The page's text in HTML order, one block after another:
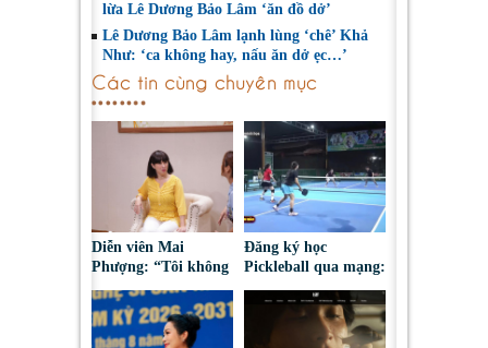
lừa Lê Dương Bảo Lâm ‘ăn đồ dở’
Lê Dương Bảo Lâm lạnh lùng ‘chê’ Khả
Như: ‘ca không hay, nấu ăn dở ẹc…’
Các tin cùng chuyên mục
Diễn viên Mai
Phượng: “Tôi không
bao giờ hối hận về
những gì mình đã
chọn”
Đăng ký học
Pickleball qua mạng:
Nguy cơ bị chiếm
đoạt tài sản